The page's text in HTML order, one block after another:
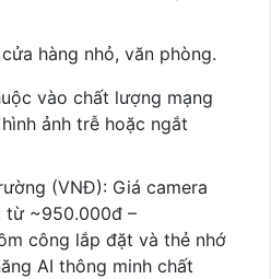
hàng nhỏ, văn phòng.
vào chất lượng mạng
ảnh trễ hoặc ngắt
(VNĐ): Giá camera
từ ~950.000đ –
công lắp đặt và thẻ nhớ
AI thông minh chất